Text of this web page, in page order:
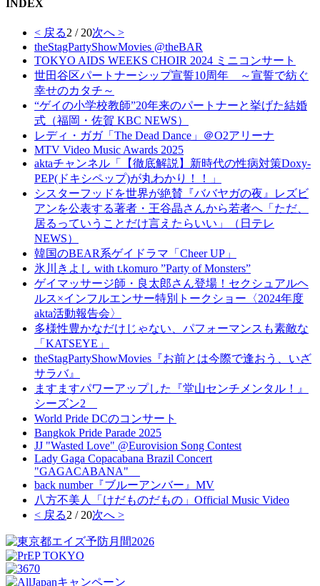
INDEX
< 戻る2 / 20次へ >
theStagPartyShowMovies @theBAR
TOKYO AIDS WEEKS CHOIR 2024 ミニコンサート
世田谷区パートナーシップ宣誓10周年 ～宣誓で紡ぐ
幸せのカタチ～
“ゲイの小学校教師”20年来のパートナーと挙げた結婚
式（福岡・佐賀 KBC NEWS）
レディ・ガガ「The Dead Dance」＠O2アリーナ
MTV Video Music Awards 2025
aktaチャンネル「【徹底解説】新時代の性病対策Doxy-
PEP(ドキシペップ)が丸わかり！！」
シスターフッドを世界が絶賛『ババヤガの夜』レズビ
アンを公表する著者・王谷晶さんから若者へ「ただ、
居るっていうことだけ言えたらいい」（日テレ
NEWS）
韓国のBEAR系ゲイドラマ「Cheer UP」
氷川きよし with t.komuro ”Party of Monsters”
ゲイマッサージ師・良太郎さん登場！セクシュアルヘ
ルス×インフルエンサー特別トークショー〈2024年度
akta活動報告会〉
多様性豊かなだけじゃない、パフォーマンスも素敵な
「KATSEYE」
theStagPartyShowMovies『お前とは今際で逢おう、いざ
サラバ』
ますますパワーアップした『堂山センチメンタル！』
シーズン2
World Pride DCのコンサート
Bangkok Pride Parade 2025
JJ "Wasted Love" @Eurovision Song Contest
Lady Gaga Copacabana Brazil Concert
"GAGACABANA"
back number『ブルーアンバー』MV
八方不美人「けだものだもの」Official Music Video
< 戻る2 / 20次へ >